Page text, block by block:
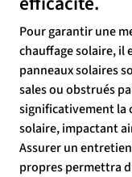
Pour garantir une
chauffage solaire, il
panneaux solaires
sales ou obstrués
significativement la
solaire, impactant
Assurer un
propres permettra